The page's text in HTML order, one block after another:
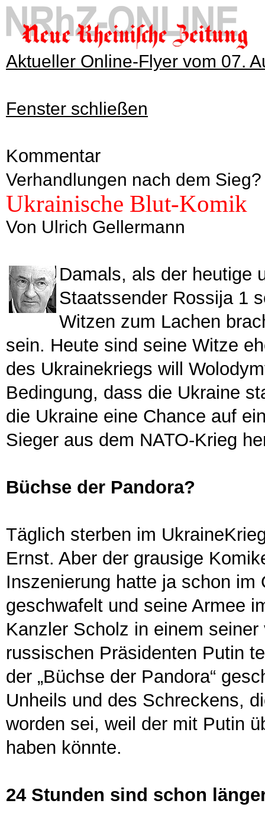
Aktueller Online-Flyer vom 07.
Fenster schließen
Kommentar
Verhandlungen nach dem Sieg?
Ukrainische Blut-Komik
Von Ulrich Gellermann
Damals, als der heutige
Staatssender Rossija 1
Witzen zum Lachen
sein. Heute sind seine Witze
des Ukrainekriegs will
Bedingung, dass die Ukraine
die Ukraine eine Chance auf
Sieger aus dem NATO-Krieg
Büchse der Pandora?
Täglich sterben im
Ernst. Aber der grausige
Inszenierung hatte ja schon im
geschwafelt und seine Armee
Kanzler Scholz in einem
russischen Präsidenten Putin
der „Büchse der Pandora“
Unheils und des Schreckens,
worden sei, weil der mit Putin
haben könnte.
24 Stunden sind schon